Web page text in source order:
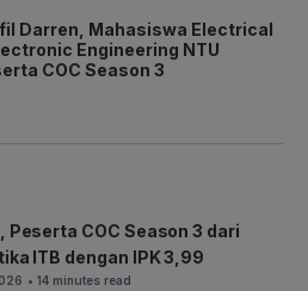
Darren, Mahasiswa Electrical
Engineering NTU
COC Season 3
Peserta COC Season 3 dari
ITB dengan IPK 3,99
• 14 minutes read